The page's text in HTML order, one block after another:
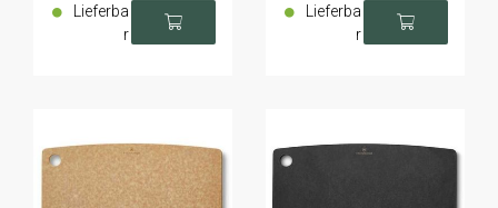
Lieferba
r
Lieferba
r